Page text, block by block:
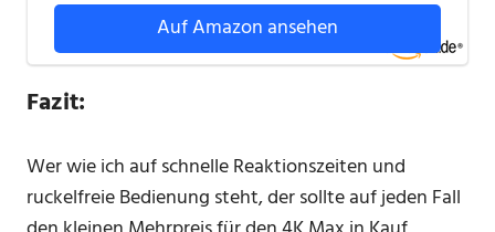
Auf Amazon ansehen
Fazit:
Wer wie ich auf schnelle Reaktionszeiten und
ruckelfreie Bedienung steht, der sollte auf jeden Fall